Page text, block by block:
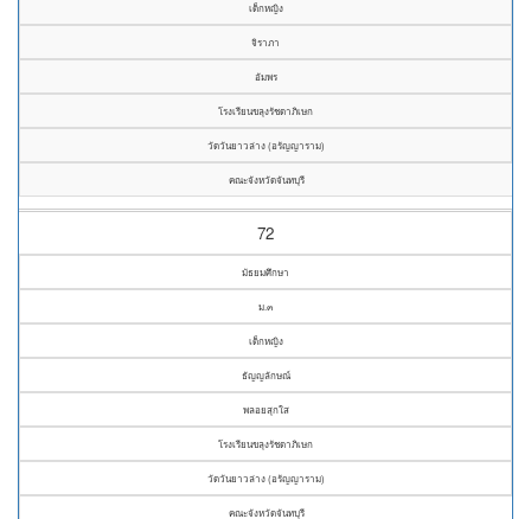
เด็กหญิง
จิราภา
อัมพร
โรงเรียนขลุงรัชดาภิเษก
วัดวันยาวล่าง (อรัญญาราม)
คณะจังหวัดจันทบุรี
72
มัธยมศึกษา
ม.๓
เด็กหญิง
ธัญญลักษณ์
พลอยสุกใส
โรงเรียนขลุงรัชดาภิเษก
วัดวันยาวล่าง (อรัญญาราม)
คณะจังหวัดจันทบุรี